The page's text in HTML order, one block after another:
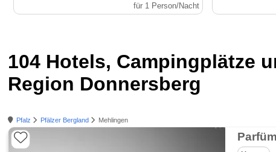
für 1 Person/Nacht
104 Hotels, Campingplätze
Region Donnersberg
Pfalz Pfälzer Bergland Mehlingen